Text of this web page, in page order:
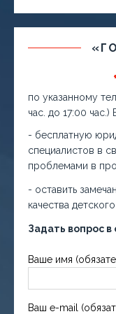
по указанному
час. до 17:00
- бесплатную
специалистов в
проблемами в
- оставить
качества
Задать вопрос
Ваше имя
Ваш e-mail